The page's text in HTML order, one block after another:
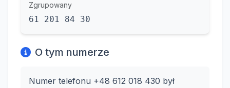
Zgrupowany
61 201 84 30
O tym numerze
Numer telefonu +48 612 018 430 był